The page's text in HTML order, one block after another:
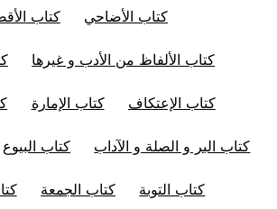
كتاب الأضاحي كتاب
كتاب الألفاظ من الأدب و غيرها
كتاب الإعتكاف كتاب الإمارة
كتاب البر و الصلة و الآداب كتاب البيوع
كتاب التوبة كتاب الجمعة